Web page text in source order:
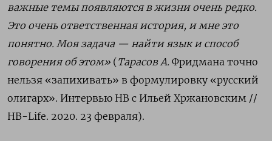
важные темы появляются в жизни очень редко.
Это очень ответственная история, и мне это
понятно. Моя задача — найти язык и способ
говорения об этом» (Тарасов А. Фридмана точно
нельзя «запихивать» в формулировку «русский
олигарх». Интервью НВ с Ильей Хржановским //
НВ-Life. 2020. 23 февраля).